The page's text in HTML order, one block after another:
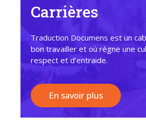
Carrières
Traduction Documens est un
bon travailler et où règne une
respect et d’entraide.
En savoir plus